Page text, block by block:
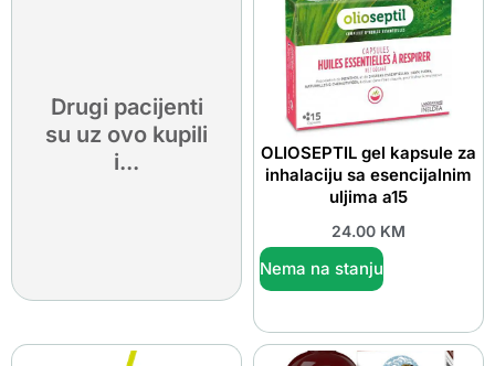
Drugi pacijenti
su uz ovo kupili
i...
OLIOSEPTIL gel kapsule za
inhalaciju sa esencijalnim
uljima a15
24.00 KM
Nema na stanju